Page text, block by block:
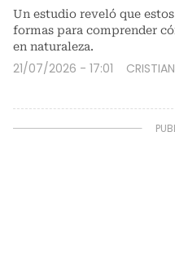
Un estudio reveló que
formas para comprender
en naturaleza.
21/07/2026 - 17:01